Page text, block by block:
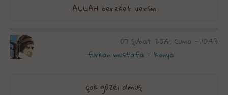
ALLAH bereket versin
07 Şubat 2014, Cuma - 10:43
furkan mustafa - Konya
çok güzel olmuş